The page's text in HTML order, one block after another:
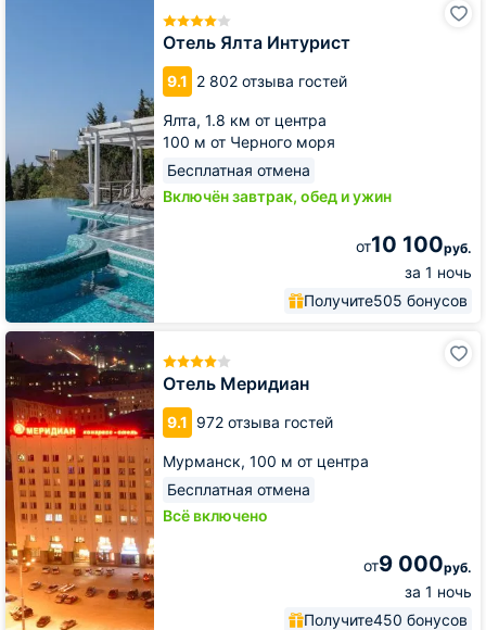
Отель Ялта Интурист
9.1 2 802 отзыва гостей
Ялта, 1.8 км от центра
100 м от Черного моря
Бесплатная отмена
Включён завтрак, обед и ужин
от10 100руб.
за 1 ночь
Получите505 бонусов
Отель Меридиан
9.1 972 отзыва гостей
Мурманск, 100 м от центра
Бесплатная отмена
Всё включено
от9 000руб.
за 1 ночь
Получите450 бонусов
Отель
Меридиан